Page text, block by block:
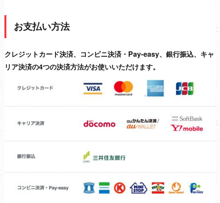
お支払い方法
クレジットカード決済、コンビニ決済・Pay-easy、銀行振込、キャ
リア決済の4つの決済方法がお使いいただけます。